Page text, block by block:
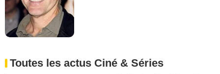
Toutes les actus Ciné & Séries